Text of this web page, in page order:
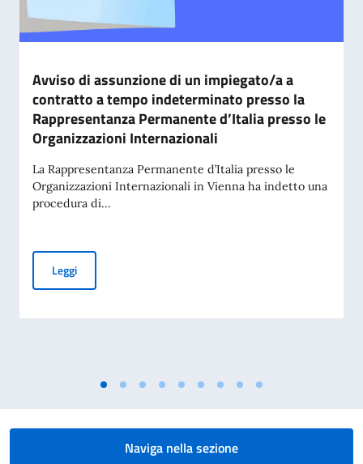
Avviso di assunzione di un impiegato/a a
contratto a tempo indeterminato presso la
Rappresentanza Permanente d’Italia presso le
Organizzazioni Internazionali
La Rappresentanza Permanente d’Italia presso le
Organizzazioni Internazionali in Vienna ha indetto una
procedura di...
LeggiAvviso di assunzione di un impiegato/a a contratto a
Naviga nella sezione